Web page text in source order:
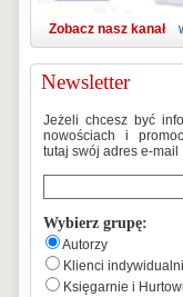
Zobacz nasz kanał
Newsletter
Jeżeli chcesz być
nowościach i
tutaj swój adres e-mail
Wybierz grupę:
Autorzy
Klienci indywidualni
Księgarnie i